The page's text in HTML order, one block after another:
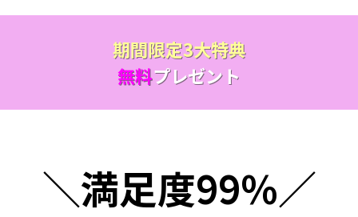
期間限定3大特典
無料プレゼント
＼満足度99%／